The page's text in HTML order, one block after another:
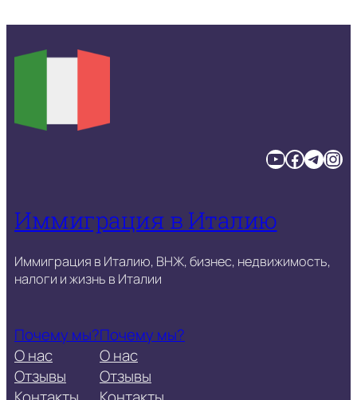
YouTube Facebook TelegramInstagram
Иммиграция в Италию
Иммиграция в Италию, ВНЖ, бизнес, недвижимость,
налоги и жизнь в Италии
Почему мы?
О нас
Отзывы
Почему мы?
О нас
Отзывы